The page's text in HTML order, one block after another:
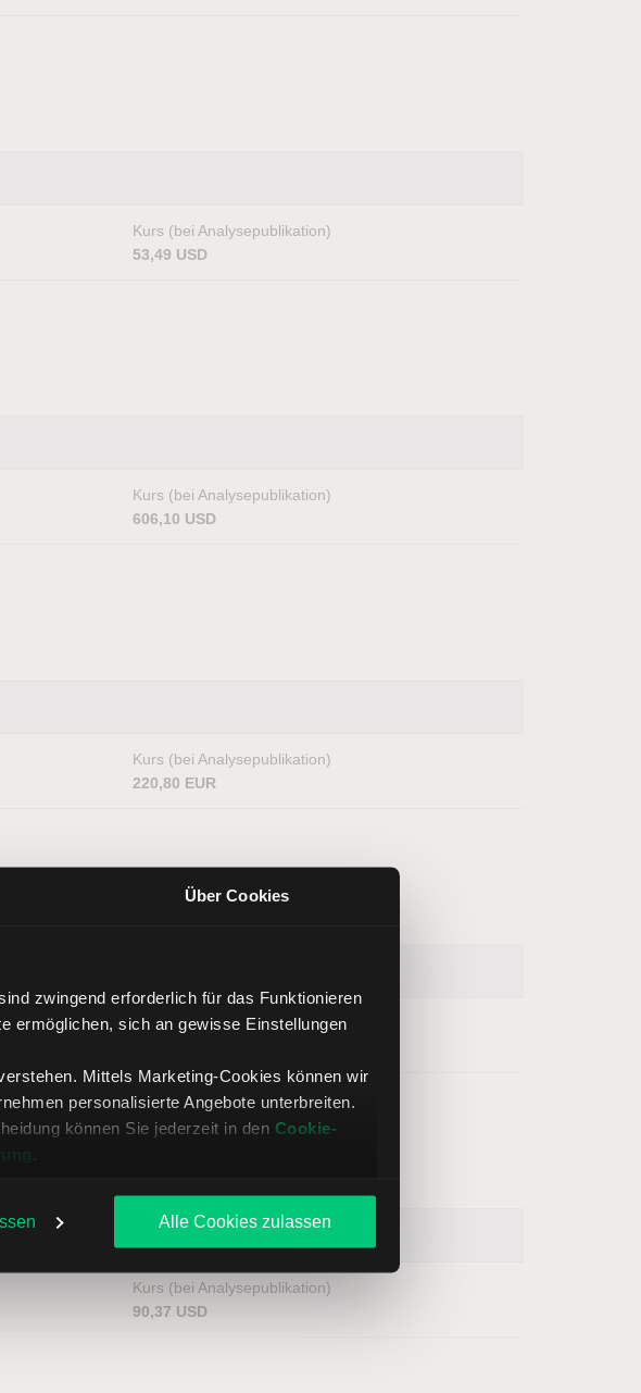
Über Cookies
zwingend erforderlich für das Funktionieren
ermöglichen, sich an gewisse Einstellungen
Mittels Marketing-Cookies können wir
personalisierte Angebote unterbreiten.
können Sie jederzeit in den Cookie-
Alle Cookies zulassen
Kurs (bei Analysepublikation)
53,49 USD
Kurs (bei Analysepublikation)
606,10 USD
Kurs (bei Analysepublikation)
220,80 EUR
Kurs (bei Analysepublikation)
Kurs (bei Analysepublikation)
90,37 USD